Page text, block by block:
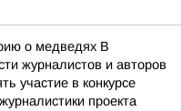
о медведях В
журналистов и авторов
участие в конкурсе
проекта